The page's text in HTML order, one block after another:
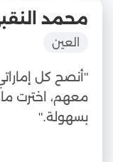
محمد
العين
"أنصح كل
معهم، اخترت
بسهولة."